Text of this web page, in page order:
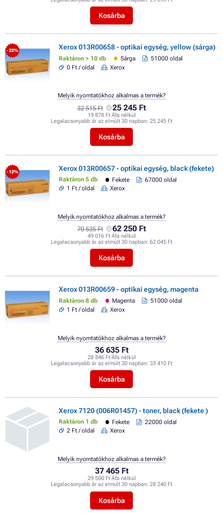
Kosárba
- 22% Xerox 013R00658 - optikai egység, yellow (sárga)
Raktáron > 10 db Sárga
51000 oldal
0 Ft / oldal
Xerox
32 515 Ft 25 245 Ft
19 878 Ft Áfa nélkül
Legalacsonyabb ár az elmúlt 30 napban: 25 245 Ft
Kosárba
Melyik nyomtatókhoz alkalmas a termék?
- 12% Xerox 013R00657 - optikai egység, black (fekete)
Raktáron 5 db Fekete
67000 oldal
1 Ft / oldal
Xerox
70 535 Ft 62 250 Ft
49 016 Ft Áfa nélkül
Legalacsonyabb ár az elmúlt 30 napban: 62 045 Ft
Kosárba
Melyik nyomtatókhoz alkalmas a termék?
Xerox 013R00659 - optikai egység, magenta
Raktáron 8 db Magenta
51000 oldal
1 Ft / oldal
Xerox
36 635 Ft
28 846 Ft Áfa nélkül
Legalacsonyabb ár az elmúlt 30 napban: 33 410 Ft
Kosárba
Melyik nyomtatókhoz alkalmas a termék?
Xerox 7120 (006R01457) - toner, black (fekete )
Raktáron 1 db Fekete
22000 oldal
2 Ft / oldal
Xerox
37 465 Ft
29 500 Ft Áfa nélkül
Legalacsonyabb ár az elmúlt 30 napban: 28 240 Ft
Kosárba
Melyik nyomtatókhoz alkalmas a termék?